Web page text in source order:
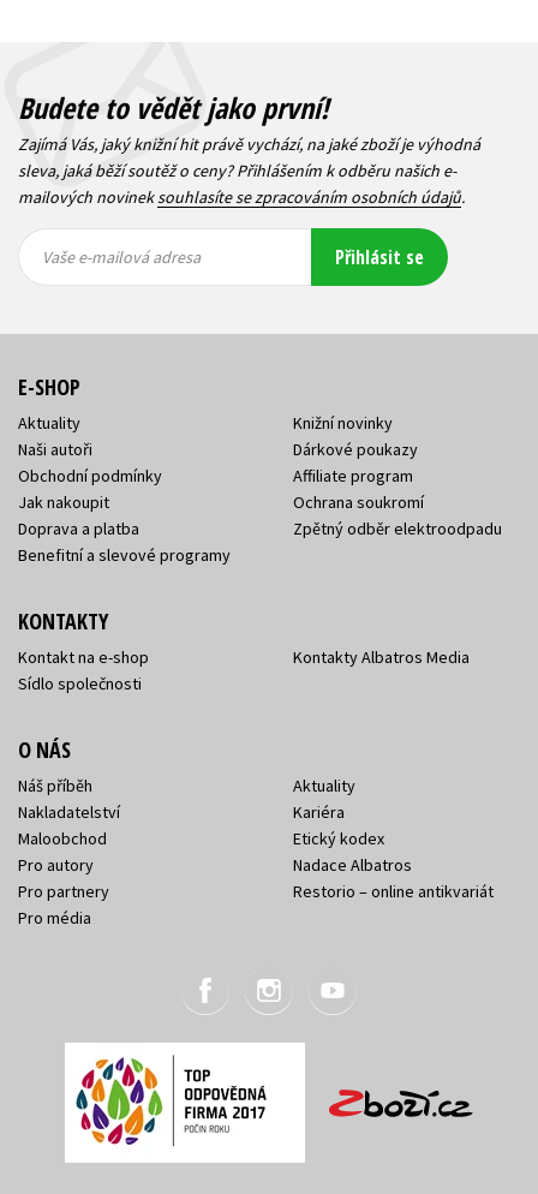
Budete to vědět jako první!
Zajímá Vás, jaký knižní hit právě vychází, na jaké zboží je výhodná
sleva, jaká běží soutěž o ceny? Přihlášením k odběru našich e-
mailových novineksouhlasíte se zpracováním osobních údajů.
mailová
mailová
Vaše e-mailová adresa Přihlásit se
E-SHOP
Aktuality
Naši autoři
Obchodní podmínky
Jak nakoupit
Doprava a platba
Benefitní a slevové programy
Knižní novinky
Dárkové poukazy
Affiliate program
Ochrana soukromí
Zpětný odběr elektroodpadu
KONTAKTY
Kontakt na e-shop
Sídlo společnosti
Kontakty Albatros Media
O NÁS
Náš příběh
Nakladatelství
Maloobchod
Pro autory
Pro partnery
Pro média
Aktuality
Kariéra
Etický kodex
Nadace Albatros
Restorio – online antikvariát